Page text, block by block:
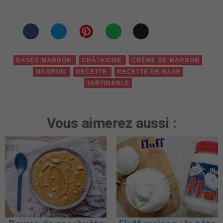
BASES MARRON CHÂTAIGNE
CRÈME DE MARRON
MARRON
RECETTE
RECETTE DE BASE
TARTINABLE
Vous aimerez aussi :